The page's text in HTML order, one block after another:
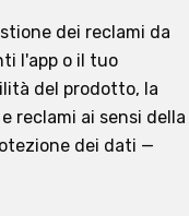
dei reclami da
l'app o il tuo
del prodotto, la
reclami ai sensi della
dei dati —